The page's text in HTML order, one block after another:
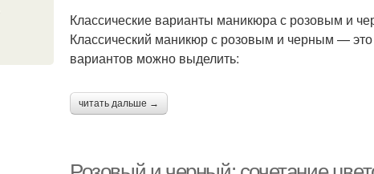
Классические варианты маникюра с розовым и
Классический маникюр с розовым и черным —
вариантов можно выделить:
читать дальше →